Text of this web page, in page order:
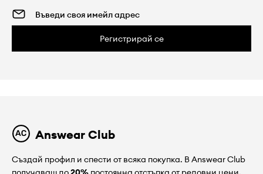
Регистрирай се
Answear Club
Създай профил и спести от всяка покупка. В Answear Club